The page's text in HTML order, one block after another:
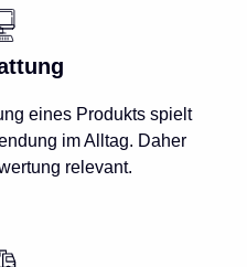
eines Produkts spielt
im Alltag. Daher
relevant.